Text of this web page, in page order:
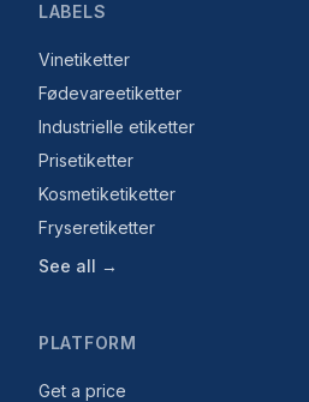
LABELS
Vinetiketter
Fødevareetiketter
Industrielle etiketter
Prisetiketter
Kosmetiketiketter
Fryseretiketter
See all →
PLATFORM
Get a price